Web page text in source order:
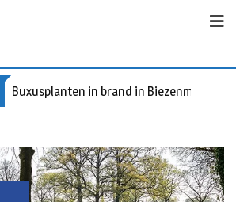
Buxusplanten in brand in Biezenmortel,